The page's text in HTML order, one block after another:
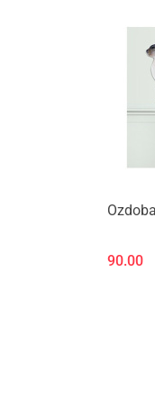
90.00